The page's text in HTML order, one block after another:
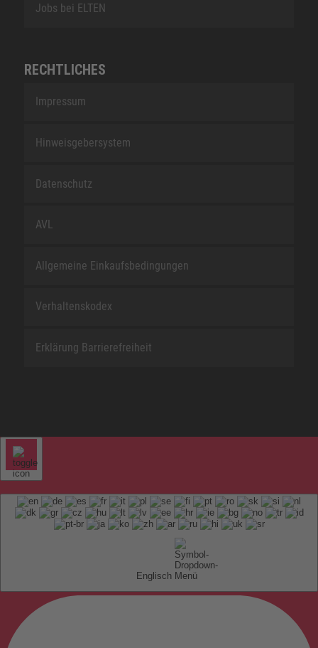
Jobs bei ELTEN
RECHTLICHES
Impressum
Hinweisgebersystem
Datenschutz
AVL
Allgemeine Einkaufsbedingungen
Verhaltenskodex
Erklärung Barrierefreiheit
Englisch